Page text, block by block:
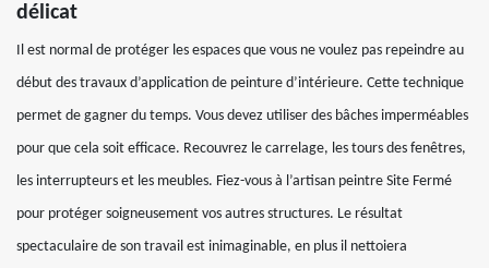
délicat
Il est normal de protéger les espaces que vous ne voulez pas repeindre au
début des travaux d’application de peinture d’intérieure. Cette technique
permet de gagner du temps. Vous devez utiliser des bâches imperméables
pour que cela soit efficace. Recouvrez le carrelage, les tours des fenêtres,
les interrupteurs et les meubles. Fiez-vous à l’artisan peintre Site Fermé
pour protéger soigneusement vos autres structures. Le résultat
spectaculaire de son travail est inimaginable, en plus il nettoiera